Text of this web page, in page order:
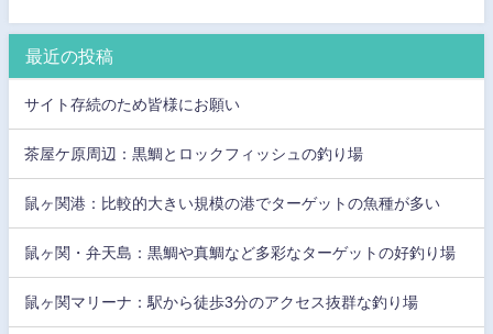
最近の投稿
サイト存続のため皆様にお願い
茶屋ケ原周辺：黒鯛とロックフィッシュの釣り場
鼠ヶ関港：比較的大きい規模の港でターゲットの魚種が多い
鼠ヶ関・弁天島：黒鯛や真鯛など多彩なターゲットの好釣り場
鼠ヶ関マリーナ：駅から徒歩3分のアクセス抜群な釣り場